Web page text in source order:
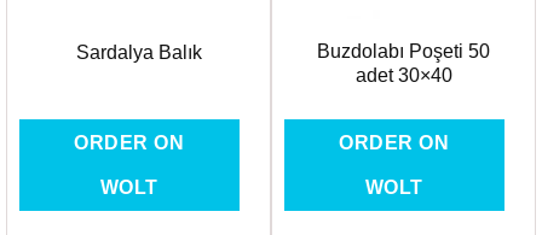
Sardalya Balık
ORDER ON
WOLT
Buzdolabı Poşeti 50
adet 30×40
ORDER ON
WOLT